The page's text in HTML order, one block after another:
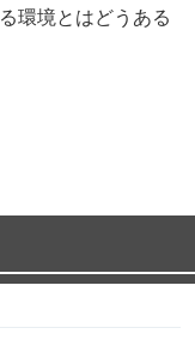
環境とはどうある
として、
別なお店でありた